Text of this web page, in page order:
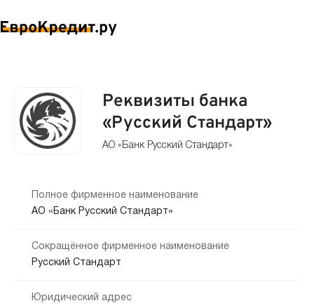
Реквизиты банка
«Русский Стандарт»
АО «Банк Русский Стандарт»
Полное фирменное наименование
АО «Банк Русский Стандарт»
Сокращённое фирменное наименование
Русский Стандарт
Юридический адрес